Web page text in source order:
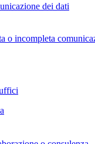
dei dati
o incompleta